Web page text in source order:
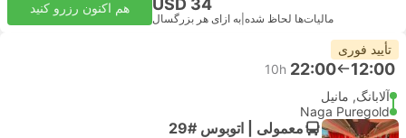
USD 34
مالیات‌ها لحاظ شده به ازای هر بزرگسال
هم اکنون رزرو کنید
تأیید فوری
12:00
22:00
10h
آلابانگ, مانیل
Naga Puregold
معمولی | اتوبوس #29